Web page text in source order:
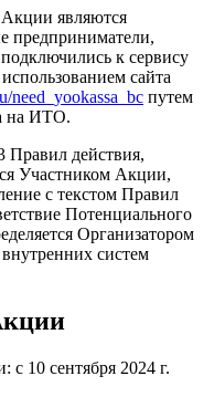
являются
предприниматели,
к сервису
сайта
need_yookassa_bc путем
на ИТО.
Правил действия,
Участником Акции,
с текстом Правил
Потенциального
Организатором
систем
10 сентября 2024 г.